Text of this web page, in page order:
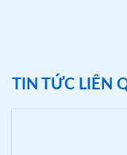
TIN TỨC LIÊN